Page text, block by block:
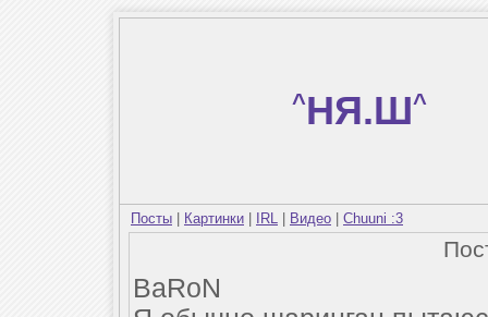
^НЯ.Ш^
Посты Картинки IRL Видео Chuuni :3
BaRoN